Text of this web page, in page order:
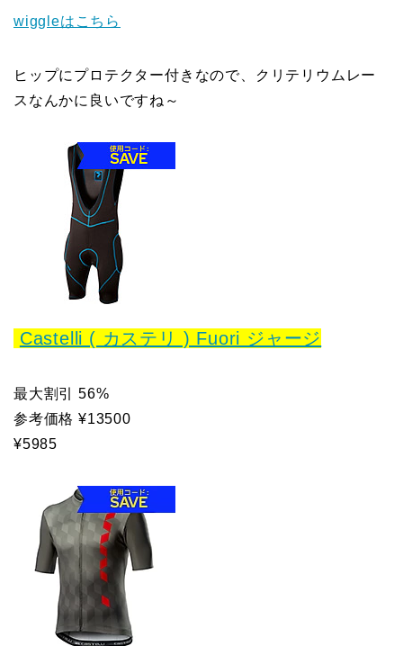
wiggleはこちら
ヒップにプロテクター付きなので、クリテリウムレー
スなんかに良いですね～
Castelli ( カステリ ) Fuori ジャージ
最大割引 56%
参考価格 ¥13500
¥5985